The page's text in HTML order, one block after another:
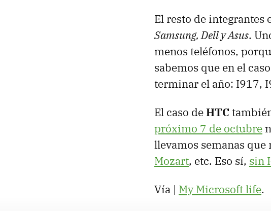
El resto de integrantes
Samsung, Dell y Asus.
menos teléfonos,
sabemos que en el
terminar el año: I917,
El caso deHTC
próximo 7 de octubre
llevamos semanas
Mozart, etc. Eso sí, sin
Vía | My Microsoft life.